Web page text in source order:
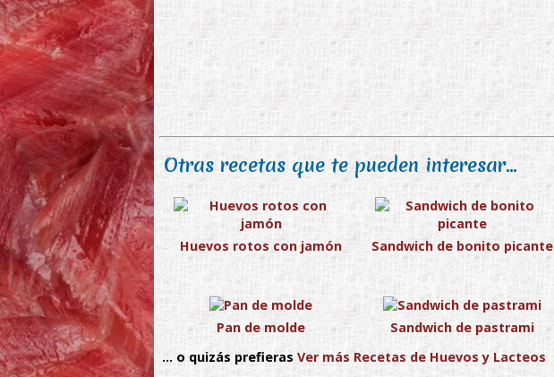
Otras recetas que te pueden interesar...
Huevos rotos con jamón Sandwich de bonito picante
Pan de molde
Sandwich de pastrami
... o quizás prefieras Ver más Recetas de Huevos y Lacteos